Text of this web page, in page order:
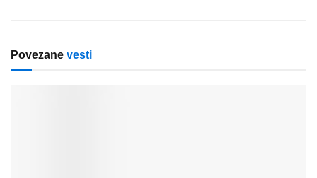
Povezane vesti